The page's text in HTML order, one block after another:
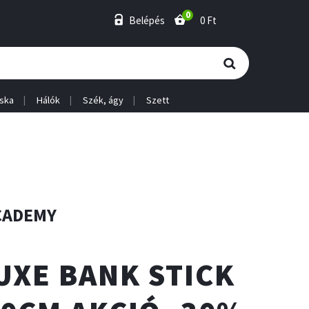
Belépés 0 0 Ft
Hálók Szék, ágy Szett
BANK STICK